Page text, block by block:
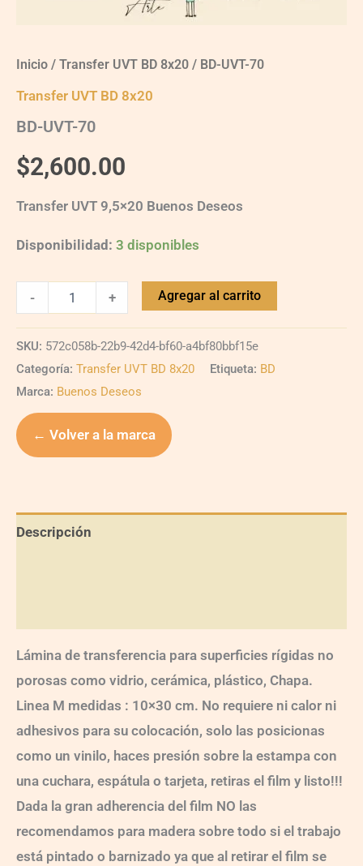
Inicio / Transfer UVT BD 8x20 / BD-UVT-70
Transfer UVT BD 8x20
BD-UVT-70
$2,600.00
Transfer UVT 9,5×20 Buenos Deseos
Disponibilidad: 3 disponibles
- + Agregar al carrito
SKU: 572c058b-22b9-42d4-bf60-a4bf80bbf15e
Categoría: Transfer UVT BD 8x20 Etiqueta: BD
Marca: Buenos Deseos
← Volver a la marca
Descripción
Lámina de transferencia para superficies rígidas no
porosas como vidrio, cerámica, plástico, Chapa.
Linea M medidas : 10×30 cm. No requiere ni calor ni
adhesivos para su colocación, solo las posicionas
como un vinilo, haces presión sobre la estampa con
una cuchara, espátula o tarjeta, retiras el film y listo!!!
Dada la gran adherencia del film NO las
recomendamos para madera sobre todo si el trabajo
está pintado o barnizado ya que al retirar el film se